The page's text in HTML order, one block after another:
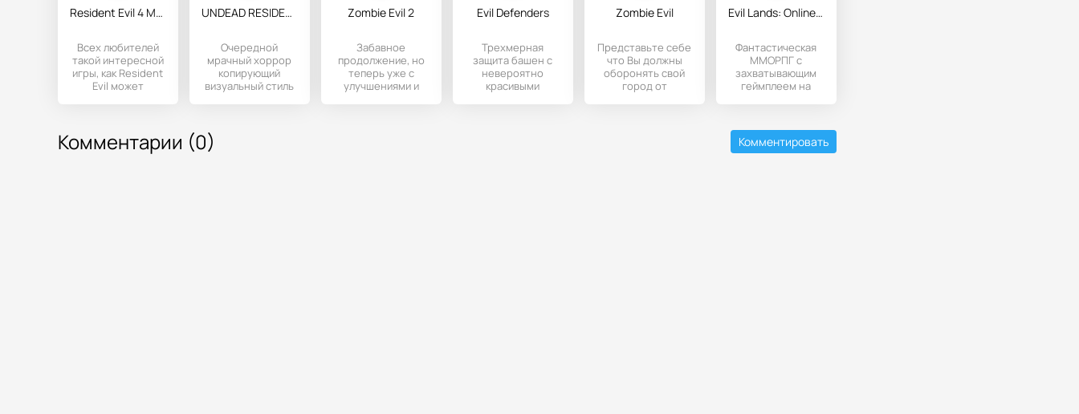
Resident Evil 4 Mobile
Всех любителей
такой интересной
игры, как Resident
Evil может
UNDEAD RESIDENCE: terror game
Очередной
мрачный хоррор
копирующий
визуальный стиль
Zombie Evil 2
Забавное
продолжение, но
теперь уже с
улучшениями и
Evil Defenders
Трехмерная
защита башен с
невероятно
красивыми
Zombie Evil
Представьте себе
что Вы должны
оборонять свой
город от
Evil Lands: Online Action RPG
Фантастическая
ММОРПГ с
захватывающим
геймплеем на
Комментарии (0) Комментировать